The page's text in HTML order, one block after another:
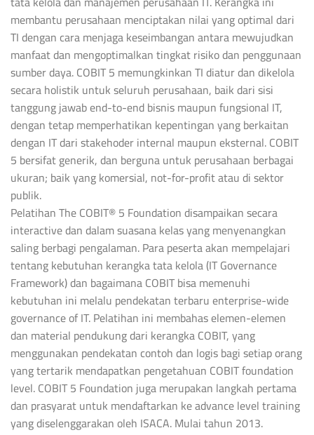
membantu perusahaan menciptakan nilai yang optimal dari
TI dengan cara menjaga keseimbangan antara mewujudkan
manfaat dan mengoptimalkan tingkat risiko dan penggunaan
sumber daya. COBIT 5 memungkinkan TI diatur dan dikelola
secara holistik untuk seluruh perusahaan, baik dari sisi
tanggung jawab end-to-end bisnis maupun fungsional IT,
dengan tetap memperhatikan kepentingan yang berkaitan
dengan IT dari stakehoder internal maupun eksternal. COBIT
5 bersifat generik, dan berguna untuk perusahaan berbagai
ukuran; baik yang komersial, not-for-profit atau di sektor
publik.
Pelatihan The COBIT® 5 Foundation disampaikan secara
interactive dan dalam suasana kelas yang menyenangkan
saling berbagi pengalaman. Para peserta akan mempelajari
tentang kebutuhan kerangka tata kelola (IT Governance
Framework) dan bagaimana COBIT bisa memenuhi
kebutuhan ini melalu pendekatan terbaru enterprise-wide
governance of IT. Pelatihan ini membahas elemen-elemen
dan material pendukung dari kerangka COBIT, yang
menggunakan pendekatan contoh dan logis bagi setiap orang
yang tertarik mendapatkan pengetahuan COBIT foundation
level. COBIT 5 Foundation juga merupakan langkah pertama
dan prasyarat untuk mendaftarkan ke advance level training
yang diselenggarakan oleh ISACA. Mulai tahun 2013.